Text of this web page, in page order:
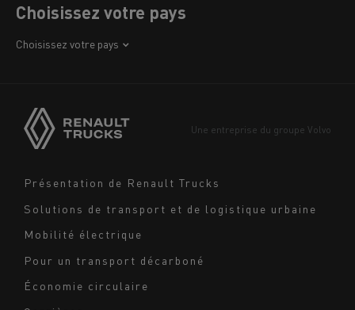
Choisissez votre pays
Choisissez votre pays
Europe
Navigation
Présentation de Renault Trucks
Solutions de transport et de logistique urbaine
Mobilité électrique
Pour un transport décarboné
Économie circulaire
Une entreprise du groupe Volvo